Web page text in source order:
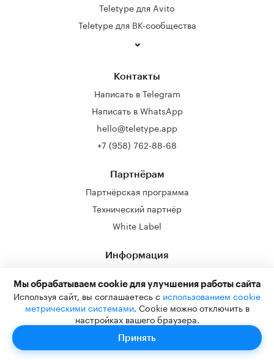
Мы обрабатываем cookie для улучшения работы сайта
Используя сайт, вы соглашаетесь с использованием cookie
метрическими системами. Cookie можно отключить в
настройках вашего браузера.
Принять
Teletype для Avito
Teletype для ВК-сообщества
Контакты
Написать в Telegram
Написать в WhatsApp
hello@teletype.app
+7 (958) 762-88-68
Партнёрам
Партнёрская программа
Технический партнёр
White Label
Информация
Справочный центр
Партнёрская программа
Программное обеспечение